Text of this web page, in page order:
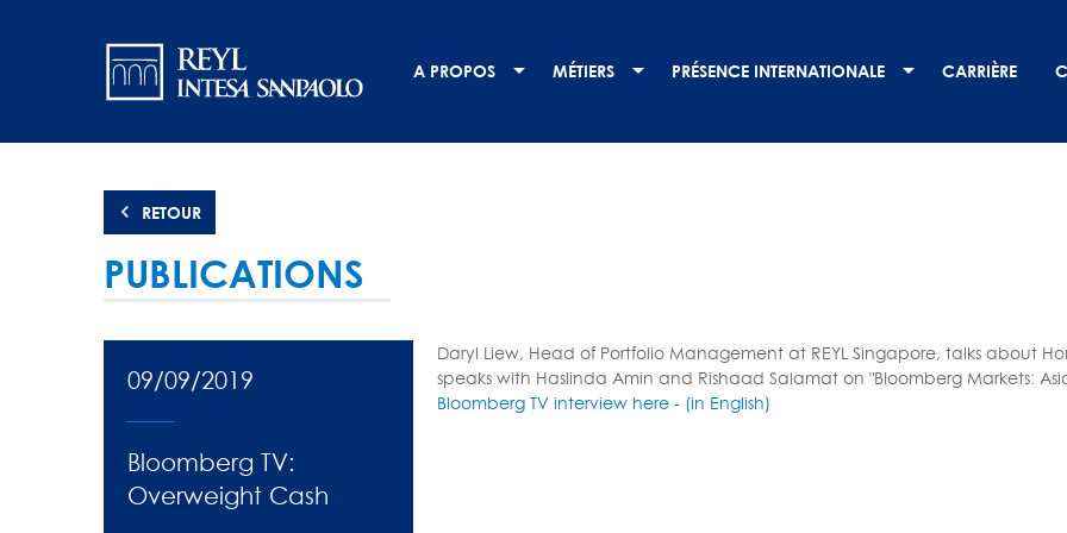
principale
A PROPOS MÉTIERS PRÉSENCE INTERNATIONALE CARRIÈRE
RETOUR
PUBLICATIONS
09/09/2019
Bloomberg TV:
Overweight Cash
Daryl Liew, Head of Portfolio Management at REYL Singapore, talks about
speaks with Haslinda Amin and Rishaad Salamat on "Bloomberg Markets:
Bloomberg TV interview here - (in English)